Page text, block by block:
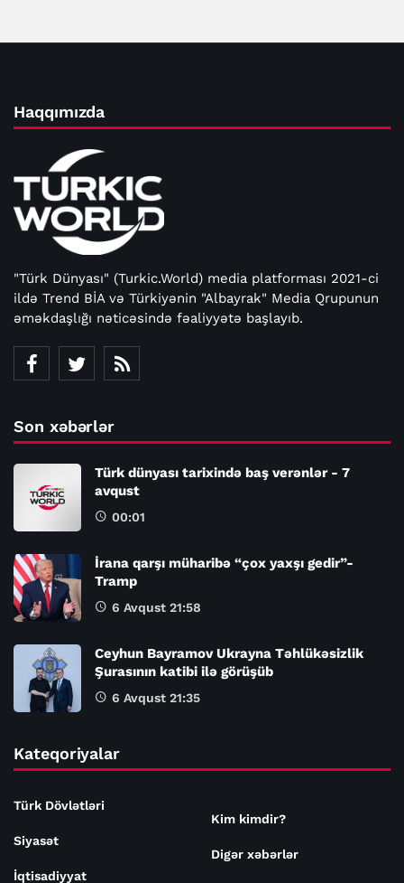
Haqqımızda
"Türk Dünyası" (Turkic.World) media platforması 2021-ci
ildə Trend BİA və Türkiyənin "Albayrak" Media Qrupunun
əməkdaşlığı nəticəsində fəaliyyətə başlayıb.
Son xəbərlər
Türk dünyası tarixində baş verənlər - 7
avqust
00:01
İrana qarşı müharibə “çox yaxşı gedir”-
Tramp
6 Avqust 21:58
Ceyhun Bayramov Ukrayna Təhlükəsizlik
Şurasının katibi ilə görüşüb
6 Avqust 21:35
Kateqoriyalar
Türk Dövlətləri
Siyasət
İqtisadiyyat
Kim kimdir?
Digər xəbərlər